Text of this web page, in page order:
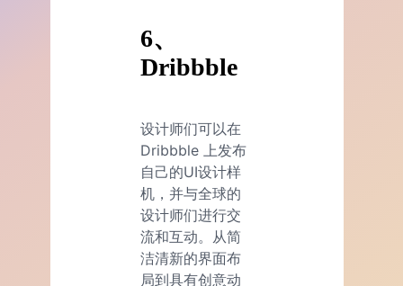
6、
Dribbble
设计师们可以在
Dribbble 上发布
自己的UI设计样
机，并与全球的
设计师们进行交
流和互动。从简
洁清新的界面布
局到具有创意动